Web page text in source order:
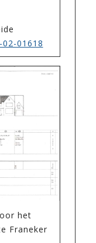
02-01618
het
Franeker